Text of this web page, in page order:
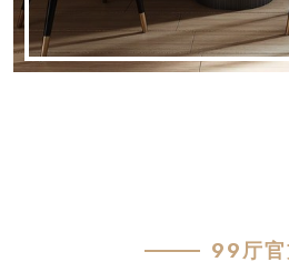
MODERN KITCHEN
99厅官